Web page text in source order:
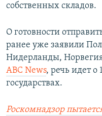
собственных складов.
О готовности
ранее уже заявили
Нидерланды,
ABC News, речь идет о
государствах.
Роскомнадзор